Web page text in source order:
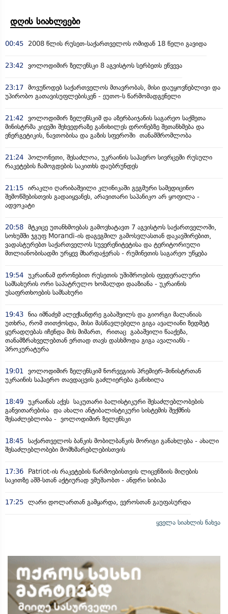
დღის სიახლეები
00:45 2008 წლის რუსეთ-საქართველოს ომიდან 18 წელი გავიდა
23:42 ვოლოდიმირ ზელენსკი 8 აგვისტოს სერბეთს ეწვევა
23:17 მოვუწოდებ საქართველოს მთავრობას, მისი დაუყოვნებლივი და
უპირობო გათავისუფლებისკენ - ეუთო-ს წარმომადგენელი
21:42
ვოლოდიმირ ზელენსკიმ და აზერბაიჯანის საგარეო საქმეთა
მინისტრმა კიევში შეხვედრაზე განიხილეს დრონებზე შეთანხმება და
ენერგეტიკის, ნავთობისა და გაზის სფეროში თანამშრომლობა
21:24 პოლონეთი, შესაძლოა, უკრაინის საჰაერო სივრცეში რუსული
რაკეტების ჩამოგდების საკითხს დაუბრუნდეს
21:15 ირაკლი ღარიბაშვილი კლინიკაში გეგმური სამედიცინო
შემოწმებისთვის გადაიყვანეს, არავითარი საპანიკო არ ყოფილა -
ადვოკატი
20:58 მტკიცე უთანხმოებას გამოვხატავთ 7 აგვისტოს საქართველოში,
სოხუმში ჯგუფ Morandi-ის დაგეგმილ გამოსვლასთან დაკავშირებით,
ვადასტურებთ საქართველოს სუვერენიტეტისა და ტერიტორიული
მთლიანობისადმი ურყევ მხარდაჭერას - რუმინეთის საგარეო უწყება
19:54 უკრაინამ დრონებით რუსეთის უშიშროების ფედერალური
სამსახურის ორი საპატრულო ხომალდი დააზიანა - უკრაინის
უსაფრთხოების სამსახური
19:43 ნია იმნაძემ ალექსანდრე გაბაშვილს და გიორგი მალანიას
უთხრა, რომ თითქოსდა, მისი მასწავლებელი გიგა ავალიანი ზედმეტ
ყურადღებას იჩენდა მის მიმართ, რითაც გაბაშვილი წააქეზა,
თანამზრახველებთან ერთად თავს დასხმოდა გიგა ავალიანს -
პროკურატურა
19:01
ვოლოდიმირ ზელენსკიმ ნორვეგიის პრემიერ-მინისტრთან
უკრაინის საჰაერო თავდაცვის გაძლიერება განიხილა
18:49 უკრაინას აქვს საკუთარი ბალისტიკური შესაძლებლობების
განვითარებისა და ახალი ანტიბალისტიკური სისტემის შექმნის
შესაძლებლობა - ვოლოდიმირ ზელენსკი
18:45 საქართველოს ბანკის მობილბანკის მორიგი განახლება - ახალი
შესაძლებლობები მომხმარებლებისთვის
17:36
Patriot-ის რაკეტების წარმოებისთვის ლიცენზიის მიღების
საკითზე აშშ-სთან აქტიურად ვმუშაობთ - ანდრი სიბიჰა
17:25 ლარი დოლართან გამყარდა, ევროსთან გაუფასურდა
ყველა სიახლის ნახვა